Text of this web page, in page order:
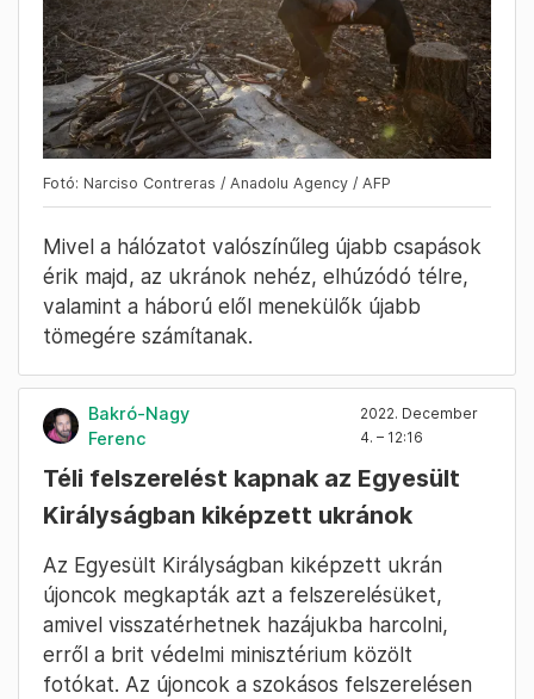
Fotó: Narciso Contreras / Anadolu Agency / AFP
Mivel a hálózatot valószínűleg újabb csapások
érik majd, az ukránok nehéz, elhúzódó télre,
valamint a háború elől menekülők újabb
tömegére számítanak.
Bakró-Nagy
Ferenc
2022. December
4. – 12:16
Téli felszerelést kapnak az Egyesült
Királyságban kiképzett ukránok
Az Egyesült Királyságban kiképzett ukrán
újoncok megkapták azt a felszerelésüket,
amivel visszatérhetnek hazájukba harcolni,
erről a brit védelmi minisztérium közölt
fotókat. Az újoncok a szokásos felszerelésen